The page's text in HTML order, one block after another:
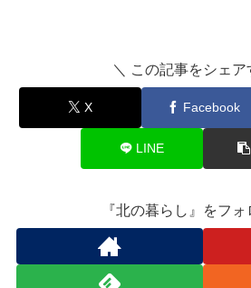
＼ この記事をシェア
X Facebook
LINE
『北の暮らし』をフォ